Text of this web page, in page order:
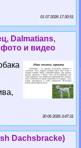
01 07 2026 17:30:51
Dalmatians,
и видео
30 06 2026 3:47:31
Dachsbracke)